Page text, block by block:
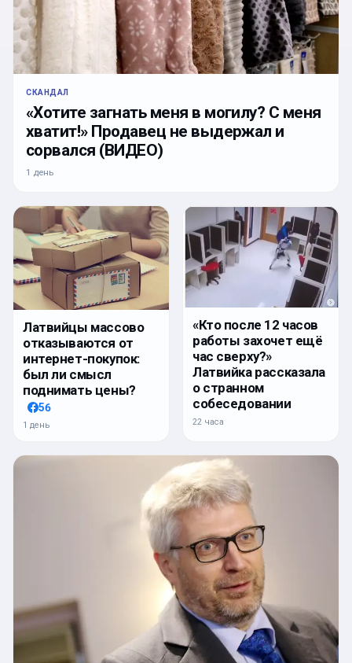
СКАНДАЛ
«Хотите загнать меня в могилу? С меня
хватит!» Продавец не выдержал и
сорвался (ВИДЕО)
1 день
Латвийцы массово
отказываются от
интернет-покупок:
был ли смысл
поднимать цены?
56
1 день
«Кто после 12 часов
работы захочет ещё
час сверху?»
Латвийка рассказала
о странном
собеседовании
22 часа